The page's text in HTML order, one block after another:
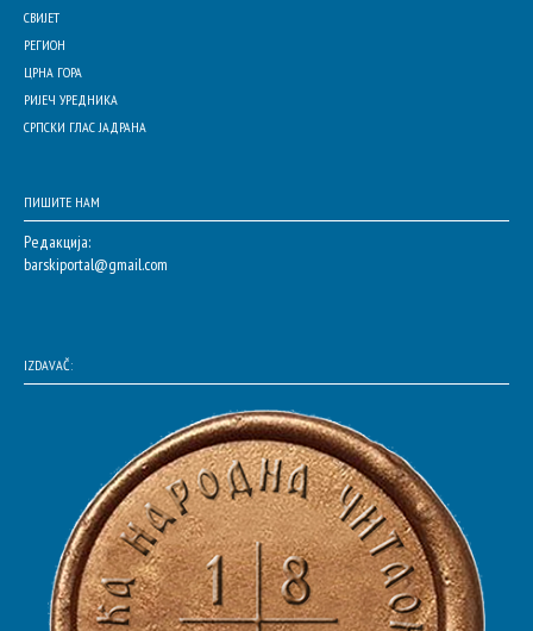
СВИЈЕТ
РЕГИОН
ЦРНА ГОРА
РИЈЕЧ УРЕДНИКА
СРПСКИ ГЛАС ЈАДРАНА
ПИШИТЕ НАМ
Редакција:
barskiportal@gmail.com
IZDAVAČ: